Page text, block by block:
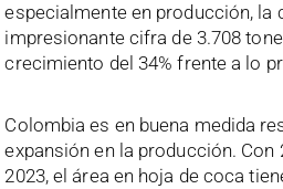
especialmente en producción, la
impresionante cifra de 3.708
crecimiento del 34% frente a lo
Colombia es en buena medida
expansión en la producción. Con
2023, el área en hoja de coca